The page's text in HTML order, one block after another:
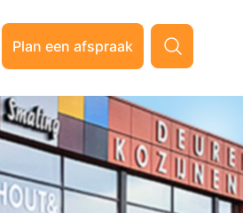
Plan een afspraak